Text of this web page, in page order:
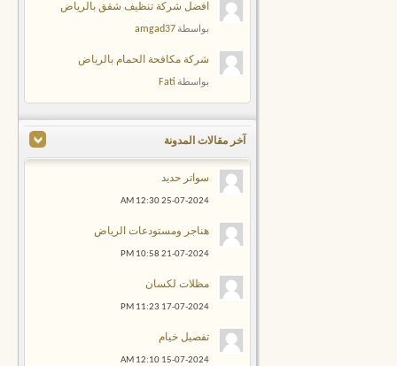
افضل شركة تنظيف شقق بالرياض
بواسطةamgad37
شركة مكافحة الحمام بالرياض
بواسطة Fati
آخر مقالات المدونة
سواتر حديد
25-07-2024
12:30 AM
هناجر ومستودعات الرياض
21-07-2024
10:58 PM
مظلات لكسان
17-07-2024
11:23 PM
تفصيل خيام
15-07-2024
12:10 AM